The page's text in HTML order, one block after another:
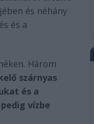
és néhány
és a
Három
szárnyas
és a
vízbe